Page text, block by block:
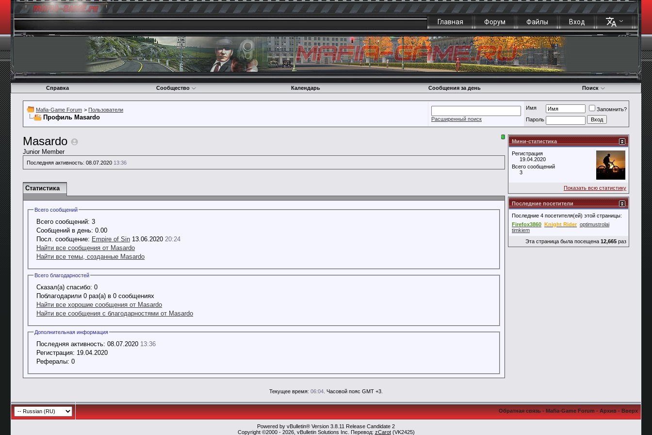
Главная Форум Файлы Вход
Справка Сообщество Календарь Сообщения за день Поиск
Mafia-Game Forum > Пользователи
Профиль Masardo Расширенный поиск
Имя
Запомнить?
Пароль
Masardo
Junior Member
Последняя активность: 08.07.2020 13:36
Статистика
Всего сообщений
Всего сообщений: 3
Сообщений в день: 0.00
Посл. сообщение: Empire of Sin 13.06.2020 20:24
Найти все сообщения от Masardo
Найти все темы, созданные Masardo
Всего благодарностей
Сказал(а) спасибо: 0
Поблагодарили 0 раз(а) в 0 сообщениях
Найти все хорошие сообщения от Masardo
Найти все сообщения с благодарностями от Masardo
Дополнительная информация
Последняя активность: 08.07.2020 13:36
Регистрация: 19.04.2020
Рефералы: 0
Мини-статистика
Регистрация
19.04.2020
Всего сообщений
3
Показать всю статистику
Последние посетители
Последние 4 посетителя(ей) этой страницы:
Firefox3860 Knight Rider optimustrolai
timkiem
Эта страница была посещена 12,665 раз
Текущее время: 06:04 . Часовой пояс GMT +3.
Обратная связь-Mafia-Game Forum-Архив-Вверх
Powered by vBulletin® Version 3.8.11 Release Candidate 2
Copyright ©2000 - 2026, vBulletin Solutions Inc. Перевод: zCarot(VK2425)